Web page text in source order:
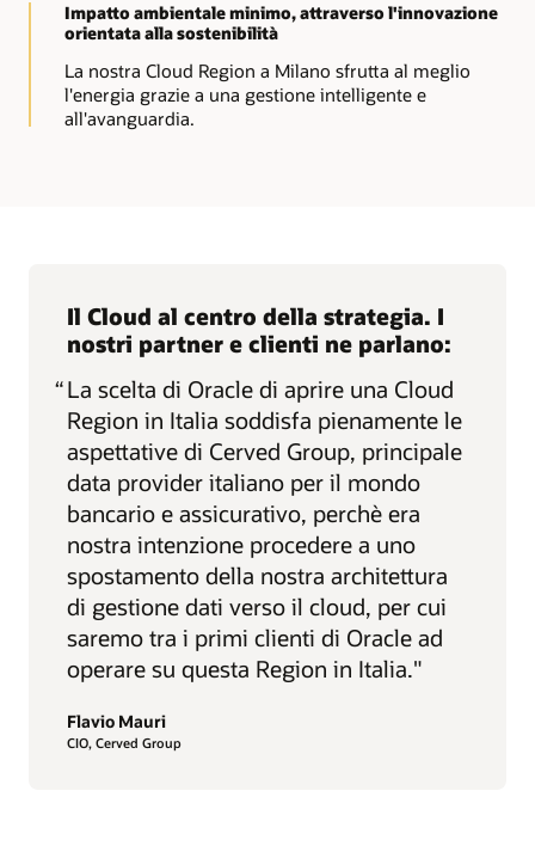
Impatto ambientale minimo, attraverso l'innovazione
orientata alla sostenibilità
La nostra Cloud Region a Milano sfrutta al meglio
l'energia grazie a una gestione intelligente e
all'avanguardia.
Il Cloud al centro della strategia. I
nostri partner e clienti ne parlano:
“La scelta di Oracle di aprire una Cloud
Region in Italia soddisfa pienamente le
aspettative di Cerved Group, principale
data provider italiano per il mondo
bancario e assicurativo, perchè era
nostra intenzione procedere a uno
spostamento della nostra architettura
di gestione dati verso il cloud, per cui
saremo tra i primi clienti di Oracle ad
operare su questa Region in Italia."
Flavio Mauri
CIO, Cerved Group